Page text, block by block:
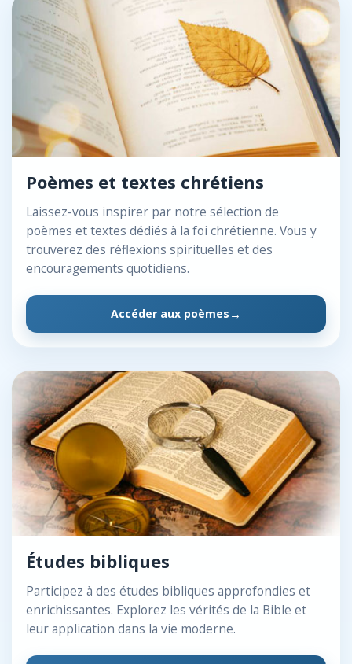
Poèmes et textes chrétiens
Laissez-vous inspirer par notre sélection de
poèmes et textes dédiés à la foi chrétienne. Vous y
trouverez des réflexions spirituelles et des
encouragements quotidiens.
Accéder aux poèmes
Études bibliques
Participez à des études bibliques approfondies et
enrichissantes. Explorez les vérités de la Bible et
leur application dans la vie moderne.